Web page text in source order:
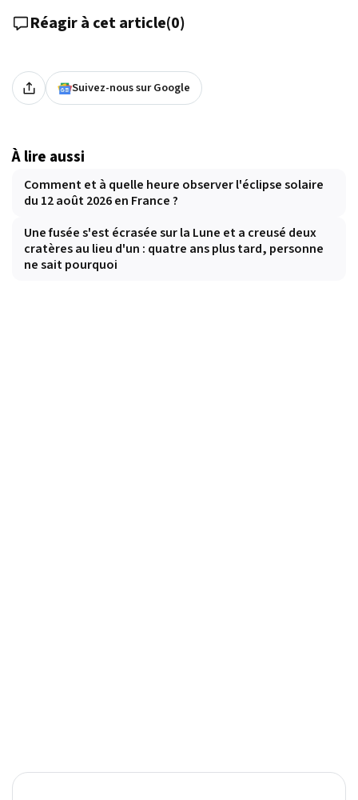
Réagir à cet article(0)
Suivez-nous sur Google
À lire aussi
Comment et à quelle heure observer l'éclipse solaire
du 12 août 2026 en France ?
Une fusée s'est écrasée sur la Lune et a creusé deux
cratères au lieu d'un : quatre ans plus tard, personne
ne sait pourquoi